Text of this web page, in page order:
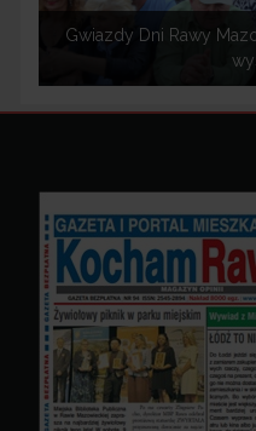
Gwiazdy Dni Rawy